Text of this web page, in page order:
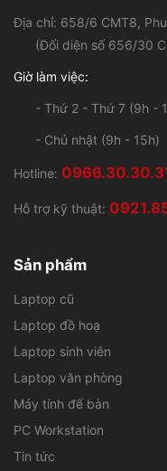
song Hp Elitebook
ảnh tĩnh và quay
720p sử dụng phần
Địa chỉ: 658/6 CMT8,
(Đối diện số 656/30
Giờ làm việc:
- Thứ 2 - Thứ 7 (9h -
- Chủ nhật (9h - 15h)
Hotline:
Hỗ trợ kỹ thuật:
Sản phẩm
Laptop cũ
Laptop đồ hoạ
Laptop sinh viên
Laptop văn phòng
Máy tính để bàn
PC Workstation
Tin tức